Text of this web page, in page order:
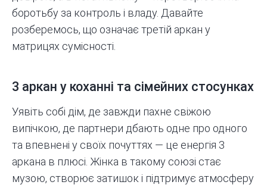
боротьбу за контроль і владу. Давайте
розберемось, що означає третій аркан у
матрицях сумісності.
3 аркан у коханні та сімейних стосунках
Уявіть собі дім, де завжди пахне свіжою
випічкою, де партнери дбають одне про одного
та впевнені у своїх почуттях — це енергія 3
аркана в плюсі. Жінка в такому союзі стає
музою, створює затишок і підтримує атмосферу